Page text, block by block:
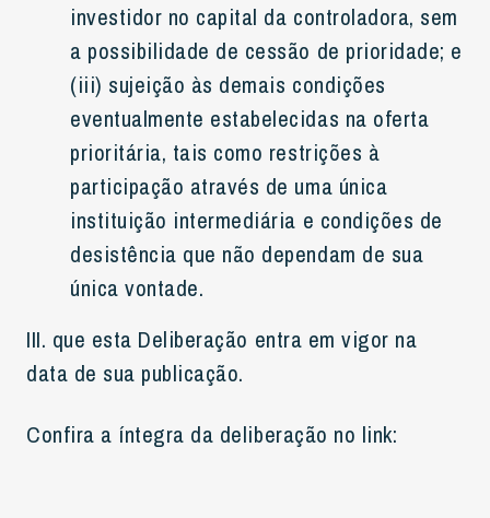
investidor no capital da controladora, sem
a possibilidade de cessão de prioridade; e
(iii) sujeição às demais condições
eventualmente estabelecidas na oferta
prioritária, tais como restrições à
participação através de uma única
instituição intermediária e condições de
desistência que não dependam de sua
única vontade.
III. que esta Deliberação entra em vigor na
data de sua publicação.
Confira a íntegra da deliberação no link: